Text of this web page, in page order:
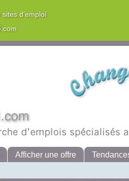
sites d'emploi
.com
Afficher une offre